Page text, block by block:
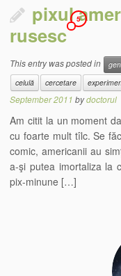
pixul
rusesc
5
This entry was posted in
celulă
cercetare
September 2011 bydoctorul
Am citit la un moment
cu foarte mult tîlc. Se
comic, americanii au
a-şi putea imortaliza la
pix-minune […]